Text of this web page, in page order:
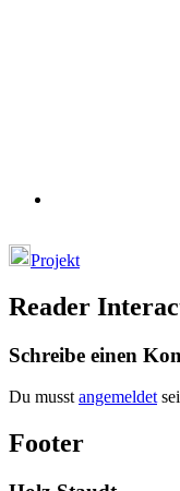
Projekt
Reader
Schreibe einen
Du musst angemeldet
Footer